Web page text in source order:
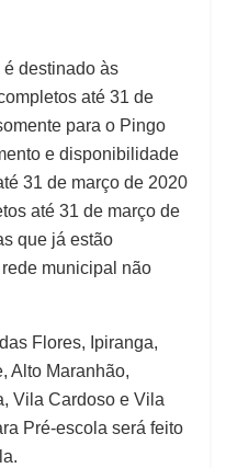
destinado às
até 31 de
para o Pingo
e disponibilidade
31 de março de 2020
até 31 de março de
que já estão
municipal não
Flores, Ipiranga,
Alto Maranhão,
Vila Cardoso e Vila
Pré-escola será feito